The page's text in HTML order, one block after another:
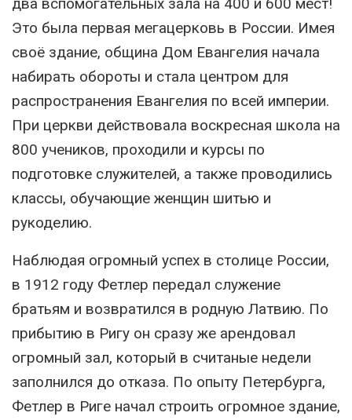
два вспомогательных зала на 400 и 600 мест!
Это была первая мегацерковь в России. Имея
своё здание, община Дом Евангелия начала
набирать обороты и стала центром для
распространения Евангелия по всей империи.
При церкви действовала воскресная школа на
800 учеников, проходили и курсы по
подготовке служителей, а также проводились
классы, обучающие женщин шитью и
рукоделию.
Наблюдая огромный успех в столице России,
в 1912 году Фетлер передал служение
братьям и возвратился в родную Латвию. По
прибытию в Ригу он сразу же арендовал
огромный зал, который в считаные недели
заполнился до отказа. По опыту Петербурга,
Фетлер в Риге начал строить огромное здание,